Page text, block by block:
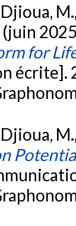
(juin
for
écrite].